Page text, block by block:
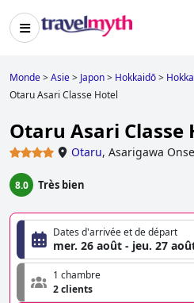
Monde>Asie> Japon> Hokkaidō>
Otaru Asari Classe Hotel
Otaru Asari Classe
Otaru, Asarigawa
8.0 Très bien
Dates d'arrivée et de départ
mer. 26 août - jeu. 27
1 chambre
2 clients